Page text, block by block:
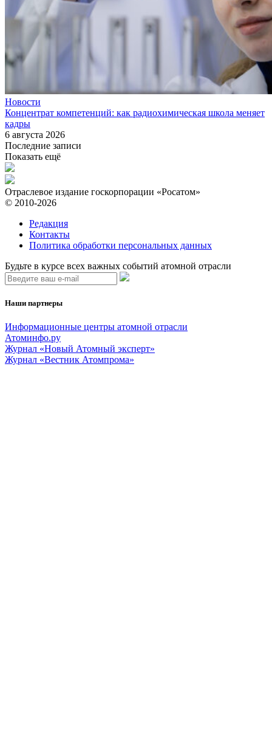
Новости
Концентрат компетенций: как радиохимическая школа меняет
кадры
6 августа 2026
Последние записи
Показать ещё
Отраслевое издание госкорпорации «Росатом»
© 2010-2026
Редакция
Контакты
Политика обработки персональных данных
Будьте в курсе всех важных событий атомной отрасли
Наши партнеры
Информационные центры атомной отрасли
Атоминфо.ру
Журнал «Новый Атомный эксперт»
Журнал «Вестник Атомпрома»